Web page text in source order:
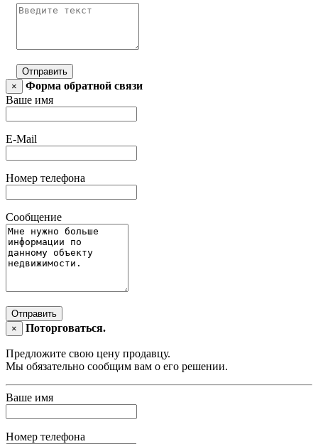
Отправить
×
Форма обратной связи
Ваше имя
E-Mail
Номер телефона
Сообщение
Отправить
×
Поторговаться.
Предложите свою цену продавцу.
Мы обязательно сообщим вам о его решении.
Ваше имя
Номер телефона